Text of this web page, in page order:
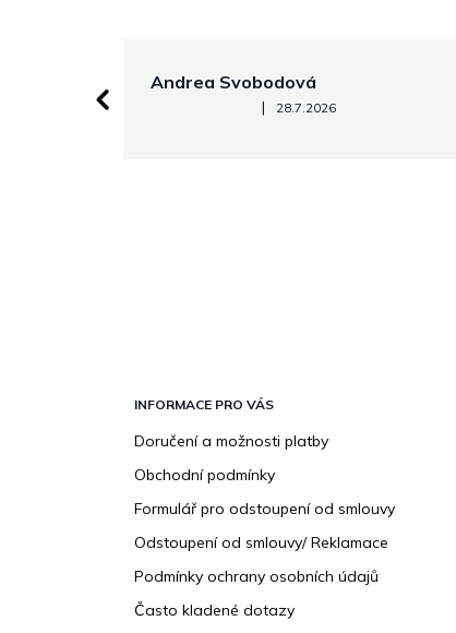
Andrea Svobodová
Hodnocení obchodu je 5 z 5 hvězdiček.
| 28.7.2026
INFORMACE PRO VÁS
Doručení a možnosti platby
Obchodní podmínky
Formulář pro odstoupení od smlouvy
Odstoupení od smlouvy/ Reklamace
Podmínky ochrany osobních údajů
Často kladené dotazy